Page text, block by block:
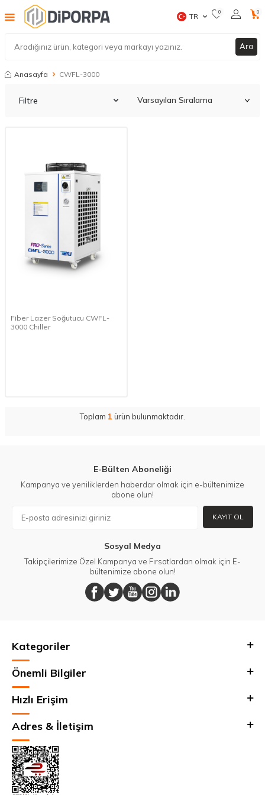
Ara
TR 0 0
Anasayfa CWFL-3000
Filtre
Fiber Lazer Soğutucu CWFL-
3000 Chiller
Toplam 1 ürün bulunmaktadır.
E-Bülten Aboneliği
Kampanya ve yeniliklerden haberdar olmak için e-bültenimize
abone olun!
KAYIT OL
Sosyal Medya
Takipçilerimize Özel Kampanya ve Fırsatlardan olmak için E-
bültenimize abone olun!
Kategoriler
Önemli Bilgiler
Hızlı Erişim
Adres & İletişim